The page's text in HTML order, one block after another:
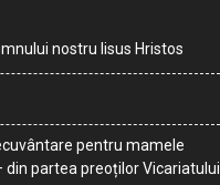
nostru Iisus Hristos
pentru mamele
partea preoților Vicariatului